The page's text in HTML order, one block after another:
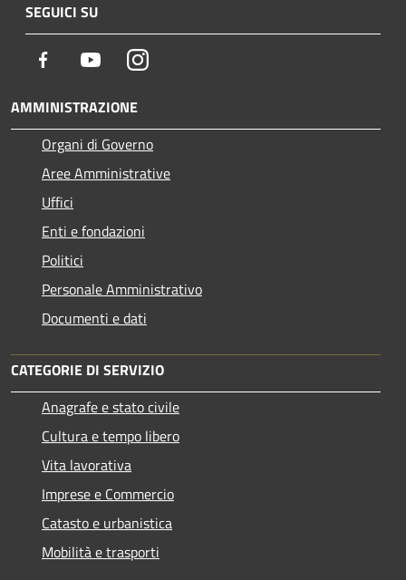
SEGUICI SU
Facebook YoutubeInstagram
AMMINISTRAZIONE
Organi di Governo
Aree Amministrative
Uffici
Enti e fondazioni
Politici
Personale Amministrativo
Documenti e dati
CATEGORIE DI SERVIZIO
Anagrafe e stato civile
Cultura e tempo libero
Vita lavorativa
Imprese e Commercio
Catasto e urbanistica
Mobilità e trasporti